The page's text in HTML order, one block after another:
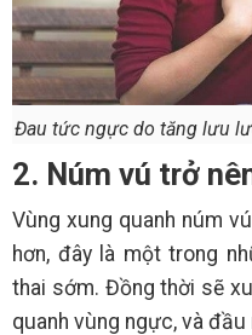
Đau tức ngực do tăng lưu
2. Núm vú trở
Vùng xung quanh núm
hơn, đây là một trong
thai sớm. Đồng thời sẽ
quanh vùng ngực, và